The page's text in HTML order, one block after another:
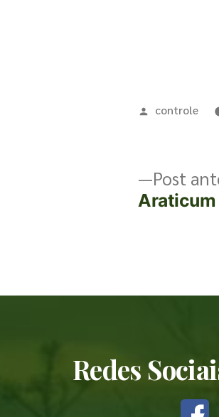
controle
Post
Araticum
Redes